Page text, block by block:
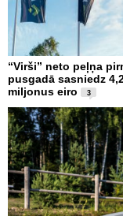
“Virši” neto peļņa
pusgadā sasniedz
miljonus eiro
3